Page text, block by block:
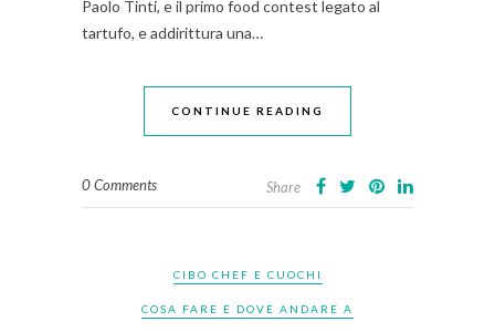
Paolo Tinti, e il primo food contest legato al
tartufo, e addirittura una…
CONTINUE READING
0 Comments Share
CIBO CHEF E CUOCHI
COSA FARE E DOVE ANDARE A